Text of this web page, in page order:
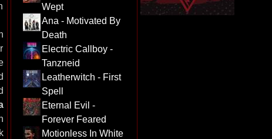
Wept
Ana - Motivated By
Death
Electric Callboy -
Tanzneid
Leatherwitch - First
Spell
Eternal Evil -
Forever Feared
Motionless In White